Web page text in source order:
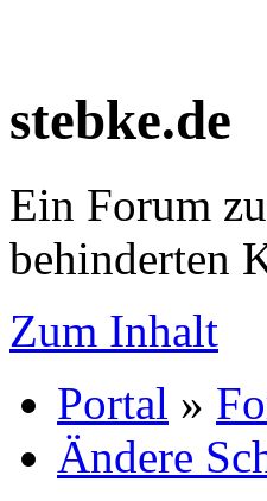
stebke.de
Ein Forum
behinderten
Zum Inhalt
Portal »
Ändere